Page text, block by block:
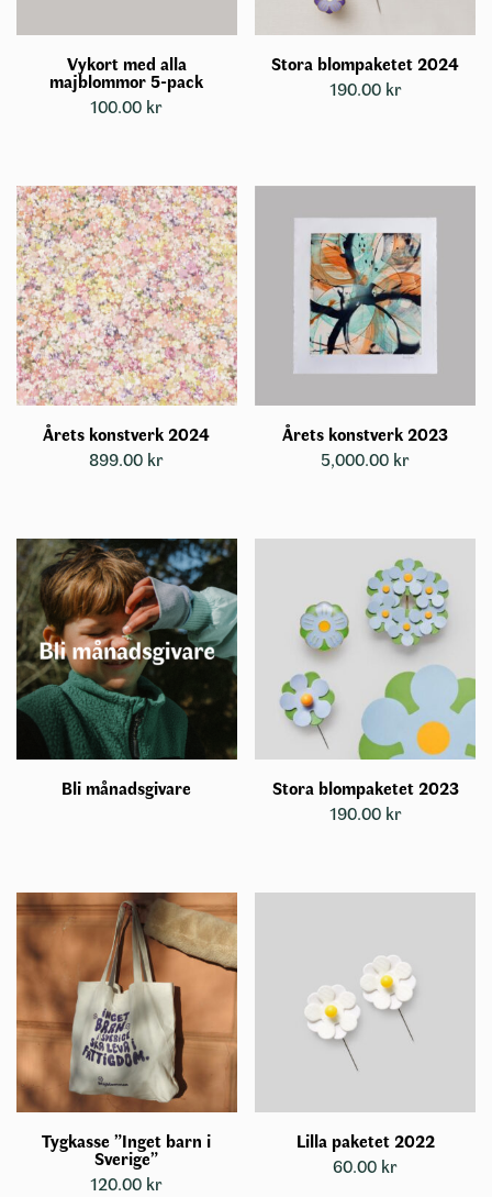
Vykort med alla
majblommor 5-pack
100.00 kr
Stora blompaketet 2024
190.00 kr
Årets konstverk 2024
899.00 kr
Årets konstverk 2023
5,000.00 kr
Bli månadsgivare
Stora blompaketet 2023
190.00 kr
Tygkasse ”Inget barn i
Sverige”
120.00 kr
Lilla paketet 2022
60.00 kr